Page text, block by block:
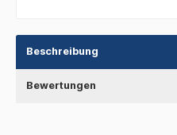
Beschreibung
Bewertungen